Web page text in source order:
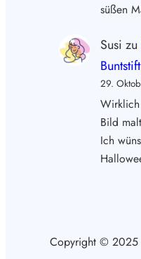
süßen
Susi zu
29.
Bild
Ich
Copyright ©